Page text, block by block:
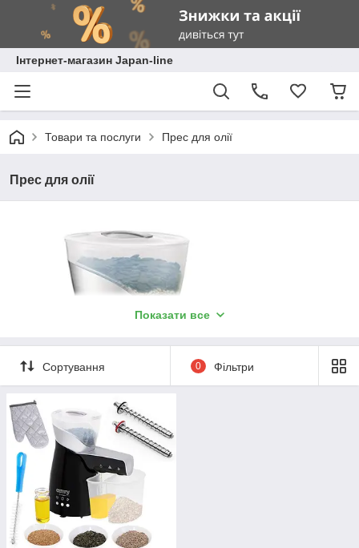
Інтернет-магазин Japan-line
Товари та послуги Прес для олії
Прес для олії
Показати все
Сортування 0 Фільтри